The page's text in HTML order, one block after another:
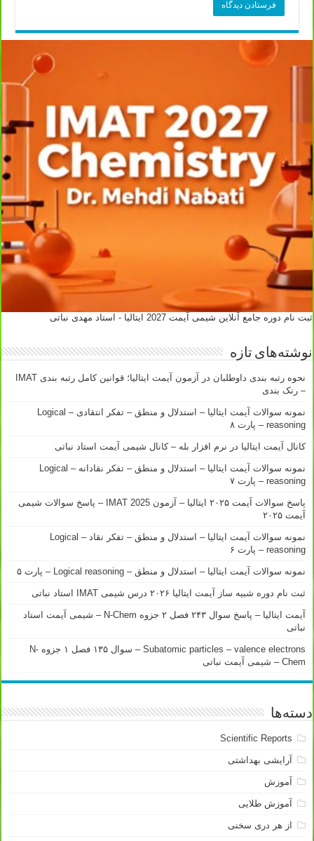
ثبت نام دوره جامع آنلاین شیمی آیمت 2027 ایتالیا - استاد مهدی نباتی
نوشته‌های تازه
نحوه رتبه بندی داوطلبان در آزمون آیمت ایتالیا؛ قوانین کامل رتبه بندی IMAT
– رنک بندی
نمونه سوالات آیمت ایتالیا – استدلال و منطق – تفکر انتقادی – Logical
reasoning – پارت ۸
کانال آیمت ایتالیا در نرم افزار بله – کانال شیمی آیمت استاد نباتی
نمونه سوالات آیمت ایتالیا – استدلال و منطق – تفکر نقادانه – Logical
reasoning – پارت ۷
پاسخ سوالات آیمت ۲۰۲۵ ایتالیا – آزمون IMAT 2025 – پاسخ سوالات شیمی
آیمت ۲۰۲۵
نمونه سوالات آیمت ایتالیا – استدلال و منطق – تفکر نقاد – Logical
reasoning – پارت ۶
نمونه سوالات آیمت ایتالیا – استدلال و منطق – Logical reasoning – پارت ۵
ثبت نام دوره شبیه ساز آیمت ایتالیا ۲۰۲۶ درس شیمی IMAT استاد نباتی
آیمت ایتالیا – پاسخ سوال ۲۴۳ فصل ۲ جزوه N-Chem – شیمی آیمت استاد
نباتی
Subatomic particles – valence electrons – سوال ۱۳۵ فصل ۱ جزوه N-
Chem – شیمی آیمت نباتی
دسته‌ها
Scientific Reports
آرایشی بهداشتی
آموزش
آموزش طلایی
از هر دری سخنی